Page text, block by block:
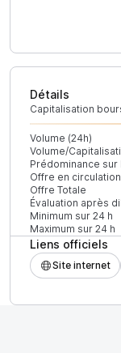
Détails
Capitalisation
Volume (24h)
Volume/
Prédominance sur
Offre en circulation
Offre Totale
Évaluation après
Minimum sur 24 h
Maximum sur 24 h
Liens officiels
Site internet